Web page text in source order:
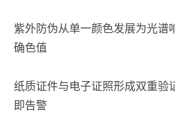
紫外防伪从单一颜色发展为光谱
确色值
纸质证件与电子证照形成双重验
即告警